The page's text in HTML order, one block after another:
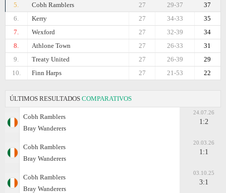
5.
Cobh Ramblers 37
29-37
27
6.
Kerry 35
34-33
27
7.
Wexford 34
32-39
27
8.
Athlone Town 31
26-33
27
9.
Treaty United 29
26-39
27
10.
Finn Harps 22
21-53
27
ÚLTIMOS RESULTADOS COMPARATIVOS
Cobh Ramblers
Bray Wanderers
24.07.26
1:2
Cobh Ramblers
Bray Wanderers
20.03.26
1:1
Cobh Ramblers
Bray Wanderers
03.10.25
3:1